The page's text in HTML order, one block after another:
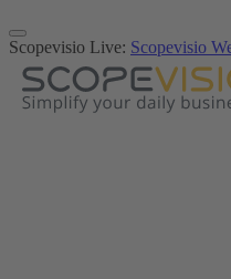
Zum
Inhalt
springen
Scopevisio Live: Scopevisio